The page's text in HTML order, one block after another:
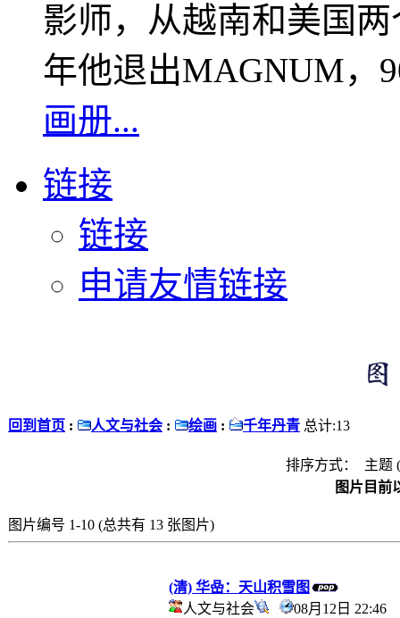
影师，从越南和美国
年他退出MAGNUM，
画册...
链接
链接
申请友情链接
回到首页 : 人文与社会 : 绘画 : 千年丹青 总计:13
排序方式： 主题 (
图片目前
图片编号 1-10 (总共有 13 张图片)
(清) 华喦：天山积雪图
人文与社会
08月12日 22:46